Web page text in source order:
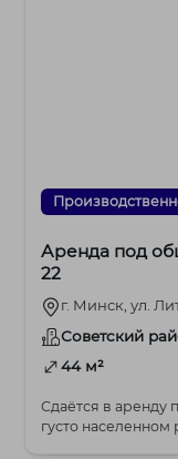
Аренда под
22
г. Минск, ул.
Советский
44 м²
Сдаётся в
густо населенном